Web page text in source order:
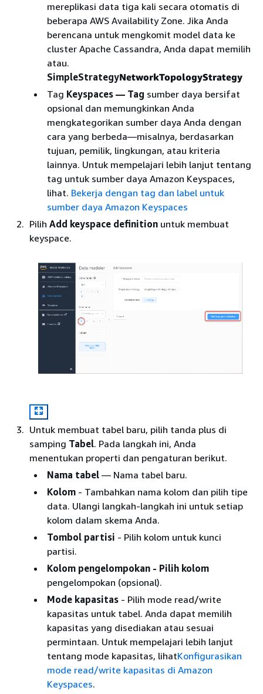
mereplikasi data tiga kali secara otomatis di
beberapa AWS Availability Zone. Jika Anda
berencana untuk mengkomit model data ke
cluster Apache Cassandra, Anda dapat memilih
atau.
SimpleStrategyNetworkTopologyStrategy
Tag Keyspaces — Tag sumber daya bersifat
opsional dan memungkinkan Anda
mengkategorikan sumber daya Anda dengan
cara yang berbeda—misalnya, berdasarkan
tujuan, pemilik, lingkungan, atau kriteria
lainnya. Untuk mempelajari lebih lanjut tentang
tag untuk sumber daya Amazon Keyspaces,
lihat. Bekerja dengan tag dan label untuk
sumber daya Amazon Keyspaces
Pilih Add keyspace definition untuk membuat
keyspace.
Untuk membuat tabel baru, pilih tanda plus di
samping Tabel. Pada langkah ini, Anda
menentukan properti dan pengaturan berikut.
Nama tabel — Nama tabel baru.
Kolom - Tambahkan nama kolom dan pilih tipe
data. Ulangi langkah-langkah ini untuk setiap
kolom dalam skema Anda.
Tombol partisi - Pilih kolom untuk kunci
partisi.
Kolom pengelompokan - Pilih kolom
pengelompokan (opsional).
Mode kapasitas - Pilih mode read/write
kapasitas untuk tabel. Anda dapat memilih
kapasitas yang disediakan atau sesuai
permintaan. Untuk mempelajari lebih lanjut
tentang mode kapasitas, lihatKonfigurasikan
mode read/write kapasitas di Amazon
Keyspaces.